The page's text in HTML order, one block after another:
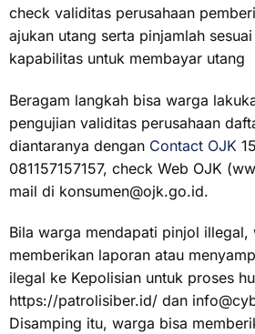
check validitas perusahaan
ajukan utang serta pinjamlah
kapabilitas untuk membayar utang
Beragam langkah bisa warga
pengujian validitas perusahaan
diantaranya dengan Contact OJK
081157157157, check Web OJK
mail di konsumen@ojk.go.id.
Bila warga mendapati pinjol illegal,
memberikan laporan atau
ilegal ke Kepolisian untuk proses
https://patrolisiber.id/ dan
Disamping itu, warga bisa